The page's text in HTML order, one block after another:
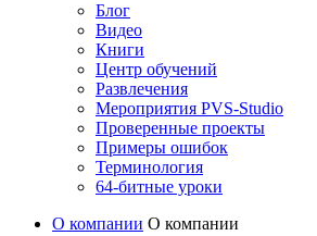
Блог
Видео
Книги
Центр обучений
Развлечения
Мероприятия PVS-Studio
Проверенные проекты
Примеры ошибок
Терминология
64-битные уроки
О компании О компании